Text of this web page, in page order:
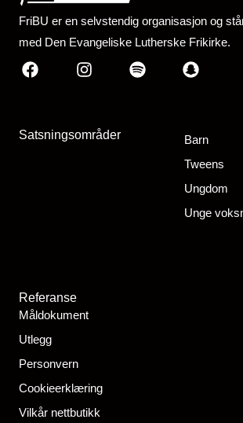
FriBU er en selvstendig organisasjon og
med Den Evangeliske Lutherske Frikirke.
FacebookInstagramSpotify
Satsningsområder
Barn
Tweens
Ungdom
Unge
Referanse
Måldokument
Utlegg
Personvern
Cookieerklæring
Vilkår nettbutikk